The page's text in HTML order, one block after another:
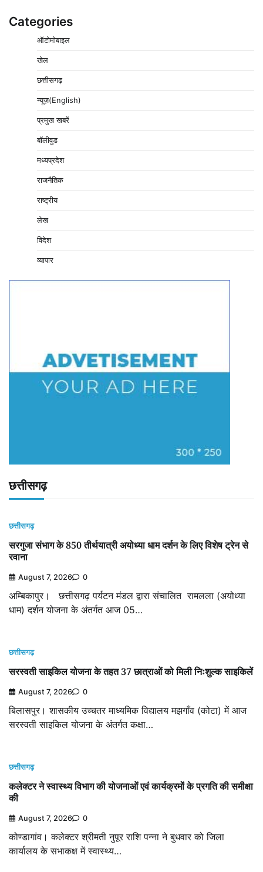
Categories
ऑटोमोबाइल
खेल
छत्तीसगढ़
न्यूज़(English)
प्रमुख खबरें
बॉलीवुड
मध्यप्रदेश
राजनैतिक
राष्ट्रीय
लेख
विदेश
व्यापार
छत्तीसगढ़
छत्तीसगढ़
सरगुजा संभाग के 850 तीर्थयात्री अयोध्या धाम दर्शन के लिए विशेष ट्रेन से
रवाना
August 7, 2026 0
अम्बिकापुर। छत्तीसगढ़ पर्यटन मंडल द्वारा संचालित रामलला (अयोध्या
धाम) दर्शन योजना के अंतर्गत आज 05…
छत्तीसगढ़
सरस्वती साइकिल योजना के तहत 37 छात्राओं को मिली निःशुल्क साइकिलें
August 7, 2026 0
बिलासपुर। शासकीय उच्चतर माध्यमिक विद्यालय मझगाँव (कोटा) में आज
सरस्वती साइकिल योजना के अंतर्गत कक्षा…
छत्तीसगढ़
कलेक्टर ने स्वास्थ्य विभाग की योजनाओं एवं कार्यक्रमों के प्रगति की समीक्षा
की
August 7, 2026 0
कोण्डागांव। कलेक्टर श्रीमती नुपूर राशि पन्ना ने बुधवार को जिला
कार्यालय के सभाकक्ष में स्वास्थ्य…